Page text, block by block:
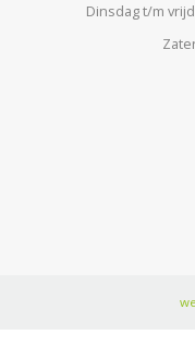
Dinsdag t/m